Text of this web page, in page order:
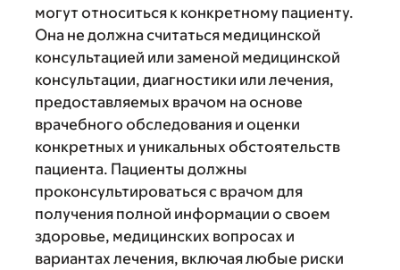
могут относиться к конкретному пациенту.
Она не должна считаться медицинской
консультацией или заменой медицинской
консультации, диагностики или лечения,
предоставляемых врачом на основе
врачебного обследования и оценки
конкретных и уникальных обстоятельств
пациента. Пациенты должны
проконсультироваться с врачом для
получения полной информации о своем
здоровье, медицинских вопросах и
вариантах лечения, включая любые риски